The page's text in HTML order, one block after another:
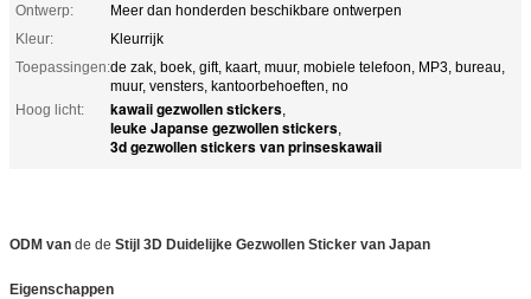
Ontwerp:
Meer dan honderden beschikbare ontwerpen
Kleur:
Kleurrijk
Toepassingen:de zak, boek, gift, kaart, muur, mobiele telefoon, MP3, bureau,
muur, vensters, kantoorbehoeften, no
Hoog licht:
kawaii gezwollen stickers,
leuke Japanse gezwollen stickers,
3d gezwollen stickers van prinseskawaii
ODM van de de Stijl 3D Duidelijke Gezwollen Sticker van Japan
Eigenschappen